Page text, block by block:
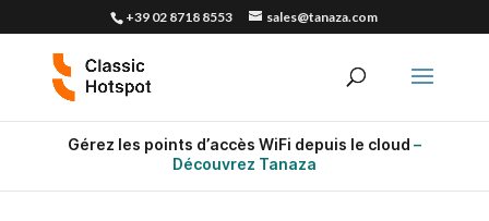
+39 02 8718 8553 sales@tanaza.com
Gérez les points d’accès WiFi depuis le cloud –
Découvrez Tanaza